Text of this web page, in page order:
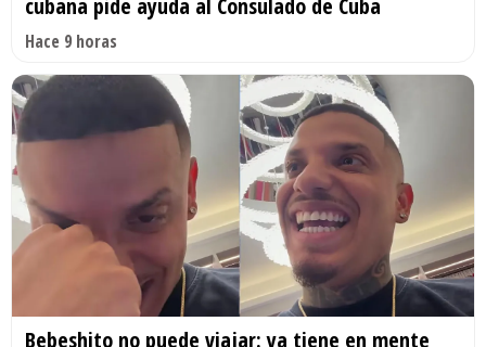
Hace 9 horas
Bebeshito no puede viajar: ya tiene en mente